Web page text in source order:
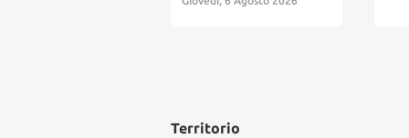
Territorio